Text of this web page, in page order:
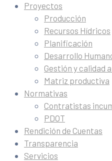
Proyectos
Producción
Recursos Hídricos
Planificación
Desarrollo
Gestión y calidad
Matriz productiva
Normativas
Contratistas
PDOT
Rendición de Cuentas
Transparencia
Servicios